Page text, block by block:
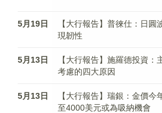
5月19日
【大行報告】普徠仕：日圓
現韌性
5月13日
【大行報告】施羅德投資
考慮的四大原因
5月13日
【大行報告】瑞銀：金價今
至4000美元或為吸納機會